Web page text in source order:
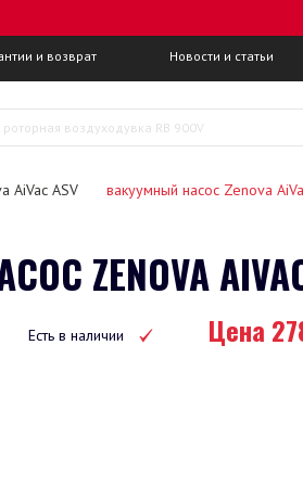
и возврат Новости и статьи
AiVac ASV вакуумный насос Zenova
ZENOVA
Есть в наличии Цена